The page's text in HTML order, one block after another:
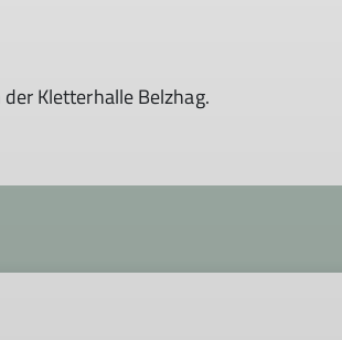
Kletterhalle Belzhag.